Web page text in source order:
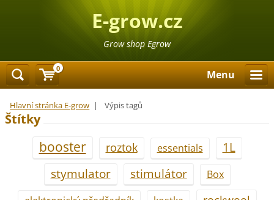
E-grow.cz
Grow shop Egrow
Menu
Hlavní stránka E-grow | Výpis tagů
Štítky
booster roztok essentials
1L
stymulator
stimulátor
Box
0